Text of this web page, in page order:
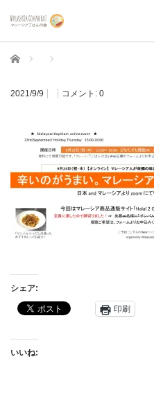
ホーム
2021/9/9 コメント: 0
シェア:
印刷
いいね: